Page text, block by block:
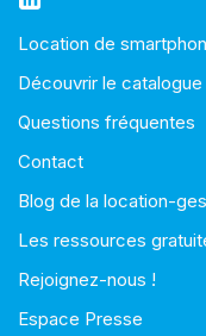
Location de
Découvrir le catalogue
Questions fréquentes
Contact
Blog de la location-
Les ressources
Rejoignez-nous !
Espace Presse